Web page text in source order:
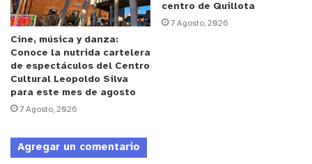
El evento contó con la presencia de los concejales
Andrés Soza Reinoso
presidenta de la junta de vecinos
Poniente,Mónica López Astudillo
funcionarios deCarabineros y de Seguridad
Ciudadana de la Municipalidad de La Ligua,
de residentes del sector beneficiado.
Cine, música y danza:
Conoce la nutrida cartelera
de espectáculos del Centro
Cultural Leopoldo Silva
para este mes de agosto
7 Agosto, 2026
centro de Quillota
7 Agosto, 2026
Agregar un comentario